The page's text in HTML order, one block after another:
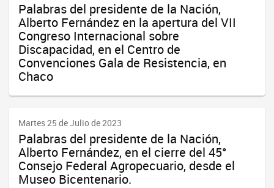
Palabras del presidente de la Nación,
Alberto Fernández en la apertura del VII
Congreso Internacional sobre
Discapacidad, en el Centro de
Convenciones Gala de Resistencia, en
Chaco
Martes 25 de Julio de 2023
Palabras del presidente de la Nación,
Alberto Fernández, en el cierre del 45°
Consejo Federal Agropecuario, desde el
Museo Bicentenario.